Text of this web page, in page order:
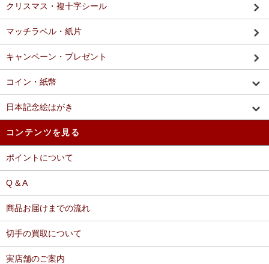
クリスマス・複十字シール
マッチラベル・紙片
キャンペーン・プレゼント
コイン・紙幣
日本記念絵はがき
コンテンツを見る
ポイントについて
Q & A
商品お届けまでの流れ
切手の買取について
実店舗のご案内